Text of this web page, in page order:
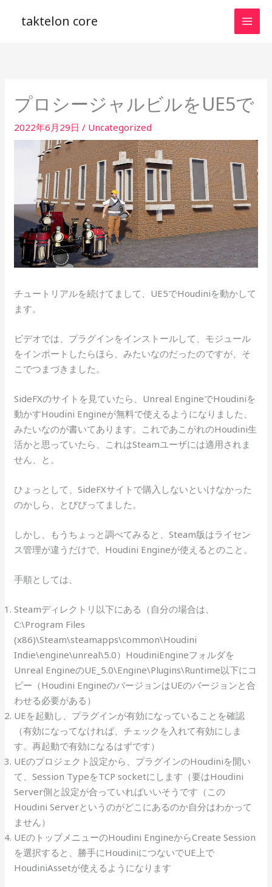
taktelon core
プロシージャルビルをUE5で
2022年6月29日/ Uncategorized
チュートリアルを続けてまして、UE5でHoudiniを動かして
ます。
ビデオでは、プラグインをインストールして、モジュール
をインポートしたらほら、みたいなのだったのですが、そ
こでつまづきました。
SideFXのサイトを見ていたら、Unreal EngineでHoudiniを
動かすHoudini Engineが無料で使えるようになりました、
みたいなのが書いてあります。これであこがれのHoudini生
活かと思っていたら、これはSteamユーザには適用されま
せん、と。
ひょっとして、SideFXサイトで購入しないといけなかった
のかしら、とびびってました。
しかし、もうちょっと調べてみると、Steam版はライセン
ス管理が違うだけで、Houdini Engineが使えるとのこと。
手順としては、
Steamディレクトリ以下にある（自分の場合は、
C:\Program Files
(x86)\Steam\steamapps\common\Houdini
Indie\engine\unreal\5.0）HoudiniEngineフォルダを
Unreal EngineのUE_5.0\Engine\Plugins\Runtime以下にコ
ピー（Houdini EngineのバージョンはUEのバージョンと合
わせる必要がある）
UEを起動し、プラグインが有効になっていることを確認
（有効になってなければ、チェックを入れて有効にしま
す。再起動で有効になるはずです）
UEのプロジェクト設定から、プラグインのHoudiniを開い
て、Session TypeをTCP socketにします（要はHoudini
Server側と設定が合っていればいいそうです（この
Houdini Serverというのがどこにあるのか自分はわかって
ません）
UEのトップメニューのHoudini EngineからCreate Session
を選択すると、勝手にHoudiniにつないでUE上で
HoudiniAssetが使えるようになります